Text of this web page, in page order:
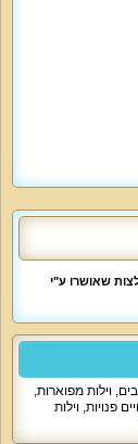
שאושרו ע"י
, וילות מפוארות,
פנויות, וילות